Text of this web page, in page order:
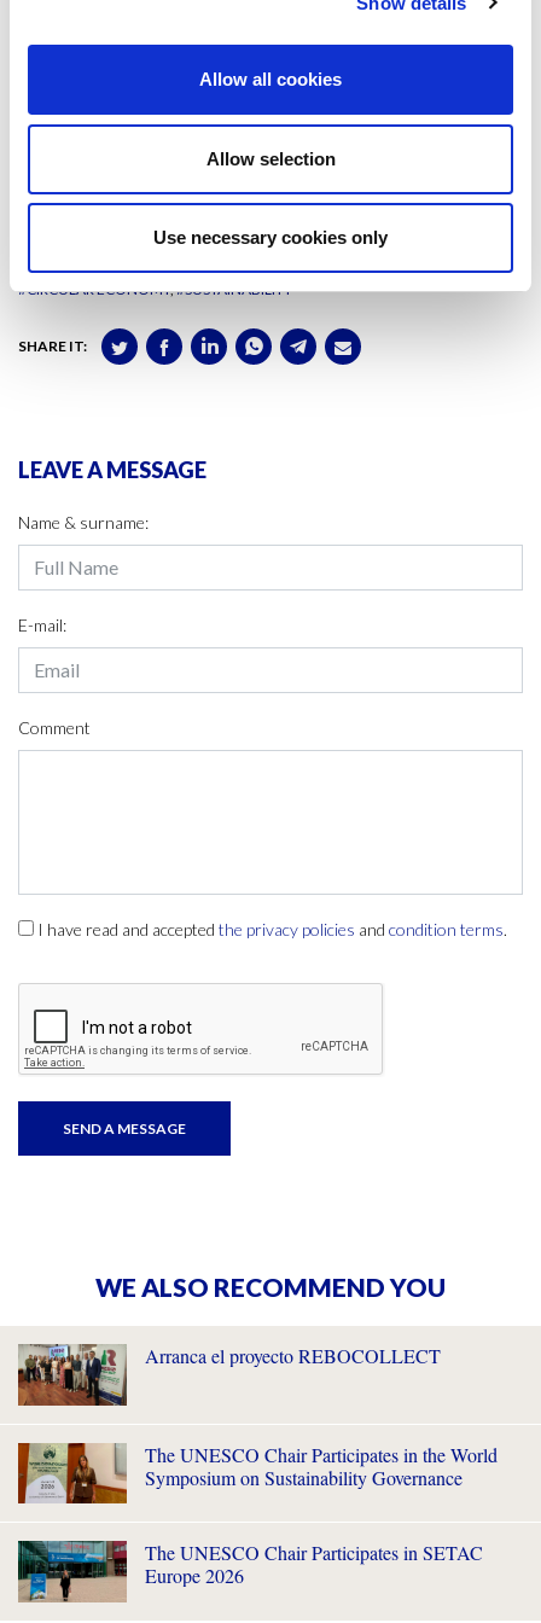
Allow all cookies
Allow selection
Use necessary cookies only
posar-la al servei de les nostres necessitats i les del planeta.
finançat per la UE, Life iBathwater, que consisteix en un nou sistema
de gestió integrada de la xarxa de clavegueram urbà per controlar i
L’objectiu és reduir l’impacte ambiental i minimitzar els riscos sanitaris
de zones de bany, com poden ser platges, durant períodes de
#CIRCULAR ECONOMY #SUSTAINABILITY
SHARE IT:
LEAVE A MESSAGE
Name & surname:
E-mail:
Comment
I have read and accepted the privacy policies and condition terms.
WE ALSO RECOMMEND YOU
Arranca el proyecto REBOCOLLECT
The UNESCO Chair Participates in the World
Symposium on Sustainability Governance
The UNESCO Chair Participates in SETAC
Europe 2026